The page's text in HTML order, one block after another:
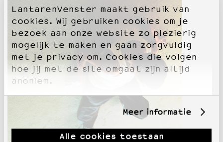
LantarenVenster maakt gebruik van
cookies. Wij gebruiken cookies om je
bezoek aan onze website zo plezierig
mogelijk te maken en gaan zorgvuldig
met je privacy om. Cookies die volgen
hoe jij met de site omgaat zijn altijd
anoniem.
Meer informatie
Alle cookies toestaan